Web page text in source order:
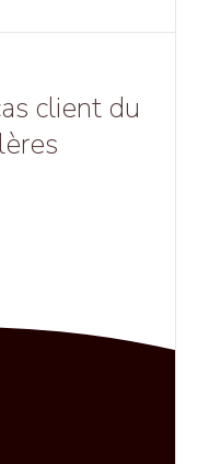
client du